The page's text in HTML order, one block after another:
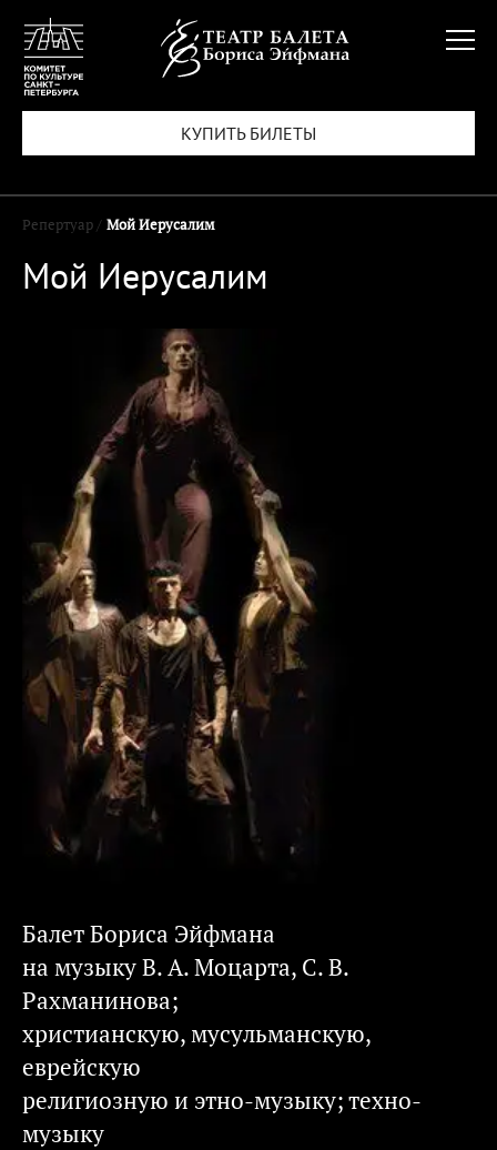
КУПИТЬ БИЛЕТЫ
Репертуар / Мой Иерусалим
Мой Иерусалим
Балет Бориса Эйфмана
на музыку В. А. Моцарта, С. В.
Рахманинова;
христианскую, мусульманскую,
еврейскую
религиозную и этно-музыку; техно-
музыку